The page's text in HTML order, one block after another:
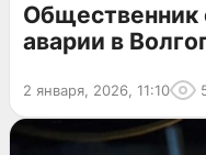
Общественник
аварии в
2 января, 2026, 11:10